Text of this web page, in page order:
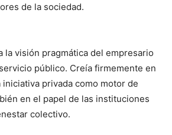
de la sociedad.
la visión pragmática del empresario
público. Creía firmemente en
privada como motor de
en el papel de las instituciones
colectivo.